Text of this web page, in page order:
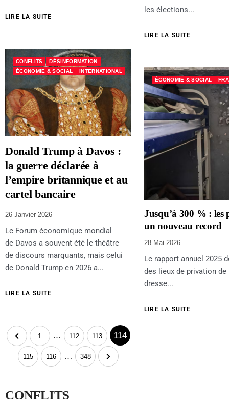
LIRE LA SUITE
CONFLITS
DÉSINFORMATION
ÉCONOMIE & SOCIAL
INTERNATIONAL
Donald Trump à Davos :
la guerre déclarée à
l’empire britannique et au
cartel bancaire
26 Janvier 2026
Le Forum économique mondial
de Davos a souvent été le théâtre
de discours marquants, mais celui
de Donald Trump en 2026 a...
LIRE LA SUITE
1 … 112 113 114
115 116 … 348
CONFLITS
les élections...
LIRE LA SUITE
ÉCONOMIE & SOCIAL
Jusqu’à 300 % : les
un nouveau record
28 Mai 2026
Le rapport annuel 2025
des lieux de privation
dresse...
LIRE LA SUITE